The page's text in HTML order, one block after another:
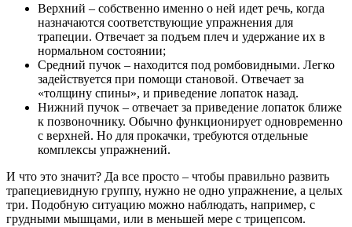
Верхний – собственно именно о ней идет речь, когда
назначаются соответствующие упражнения для
трапеции. Отвечает за подъем плеч и удержание их в
нормальном состоянии;
Средний пучок – находится под ромбовидными. Легко
задействуется при помощи становой. Отвечает за
«толщину спины», и приведение лопаток назад.
Нижний пучок – отвечает за приведение лопаток ближе
к позвоночнику. Обычно функционирует одновременно
с верхней. Но для прокачки, требуются отдельные
комплексы упражнений.
И что это значит? Да все просто – чтобы правильно развить
трапециевидную группу, нужно не одно упражнение, а целых
три. Подобную ситуацию можно наблюдать, например, с
грудными мышцами, или в меньшей мере с трицепсом.